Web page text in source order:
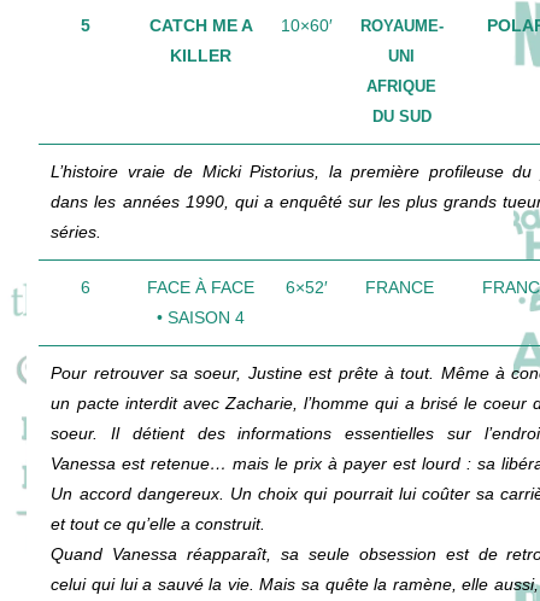
5
CATCH ME A
KILLER
10×60′
ROYAUME-
UNI
AFRIQUE
DU SUD
L’histoire vraie de Micki Pistorius, la première profileuse du
dans les années 1990, qui a enquêté sur les plus grands
séries.
6
FACE À FACE
• SAISON 4
6×52′ FRANCE
Pour retrouver sa soeur, Justine est prête à tout. Même à
un pacte interdit avec Zacharie, l’homme qui a brisé le coeur
soeur. Il détient des informations essentielles sur
Vanessa est retenue… mais le prix à payer est lourd : sa
Un accord dangereux. Un choix qui pourrait lui coûter sa
et tout ce qu’elle a construit.
Quand Vanessa réapparaît, sa seule obsession est de
celui qui lui a sauvé la vie. Mais sa quête la ramène, elle